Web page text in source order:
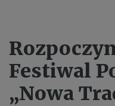
Festiwal
„Nowa